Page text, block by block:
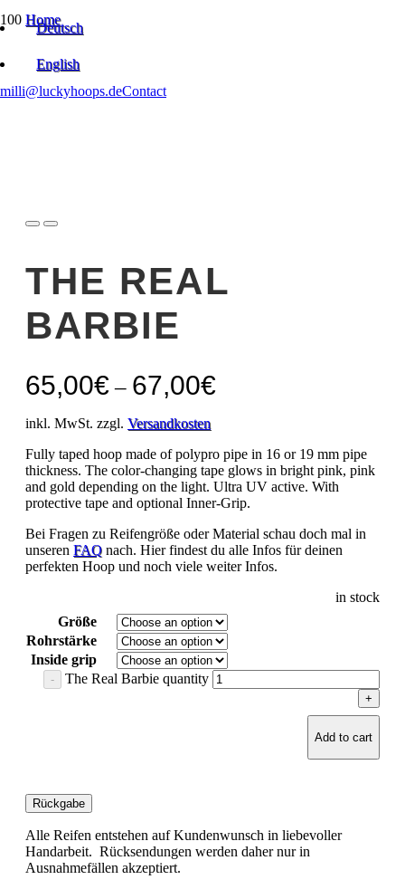
Deutsch
English
milli@luckyhoops.deContact
Home
Taped Polypro | OFF-BODY & Combi
THE REAL
BARBIE
65,00€– 67,00€
inkl. MwSt. zzgl. Versandkosten
Fully taped hoop made of polypro pipe in 16 or 19 mm pipe
thickness. The color-changing tape glows in bright pink, pink
and gold depending on the light. Ultra UV active. With
protective tape and optional Inner-Grip.
Bei Fragen zu Reifengröße oder Material schau doch mal in
unseren FAQ nach. Hier findest du alle Infos für deinen
perfekten Hoop und noch viele weiter Infos.
in stock
Größe
Rohrstärke
Inside grip
The Real Barbie quantity
Add to cart
Rückgabe
Alle Reifen entstehen auf Kundenwunsch in liebevoller
Handarbeit. Rücksendungen werden daher nur in
Ausnahmefällen akzeptiert.